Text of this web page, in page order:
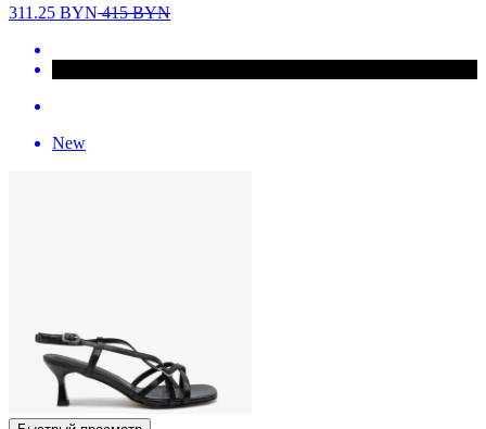
311.25 BYN415BYN
New